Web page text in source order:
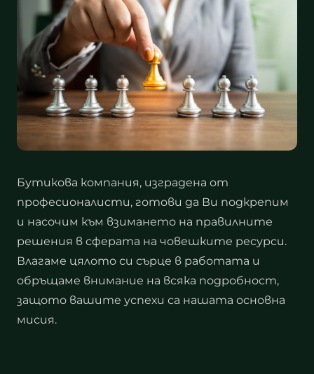
Бутикова компания, изградена от
професионалисти, готови да Ви подкрепим
и насочим към взимането на правилните
решения в сферата на човешките ресурси.
Влагаме цялото си сърце в работата и
обръщаме внимание на всяка подробност,
защото вашите успехи са нашата основна
мисия.